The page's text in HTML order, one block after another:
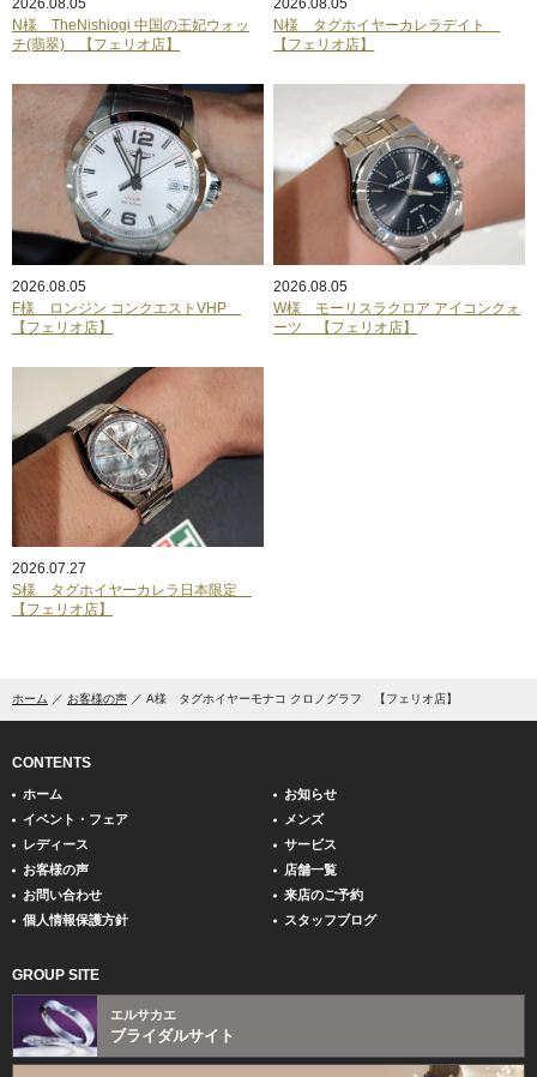
2026.08.05
N様 TheNishiogi 中国の王妃ウォッ
チ(翡翠) 【フェリオ店】
2026.08.05
N様 タグホイヤーカレラデイト
【フェリオ店】
2026.08.05
F様 ロンジン コンクエストVHP
【フェリオ店】
2026.08.05
W様 モーリスラクロア アイコンクォ
ーツ 【フェリオ店】
2026.07.27
S様 タグホイヤーカレラ日本限定
【フェリオ店】
ホーム お客様の声 A様 タグホイヤーモナコ クロノグラフ 【フェリオ店】
CONTENTS
ホーム
お知らせ
イベント・フェア
メンズ
レディース
サービス
お客様の声
店舗一覧
お問い合わせ
来店のご予約
個人情報保護方針
スタッフブログ
GROUP SITE
エルサカエ
ブライダルサイト